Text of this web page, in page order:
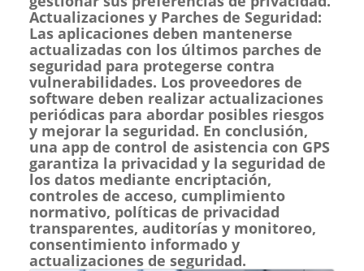
Actualizaciones y Parches de Seguridad:
Las aplicaciones deben mantenerse
actualizadas con los últimos parches de
seguridad para protegerse contra
vulnerabilidades. Los proveedores de
software deben realizar actualizaciones
periódicas para abordar posibles riesgos
y mejorar la seguridad. En conclusión,
una app de control de asistencia con GPS
garantiza la privacidad y la seguridad de
los datos mediante encriptación,
controles de acceso, cumplimiento
normativo, políticas de privacidad
transparentes, auditorías y monitoreo,
consentimiento informado y
actualizaciones de seguridad.